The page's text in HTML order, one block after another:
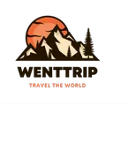
Zum
Inhalt
springen